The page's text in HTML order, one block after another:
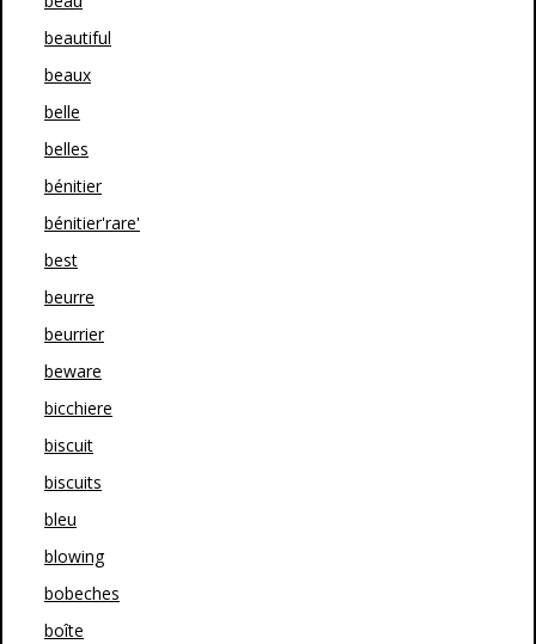
beautiful
beaux
belle
belles
bénitier
bénitier'rare'
best
beurre
beurrier
beware
bicchiere
biscuit
biscuits
bleu
blowing
bobeches
boîte